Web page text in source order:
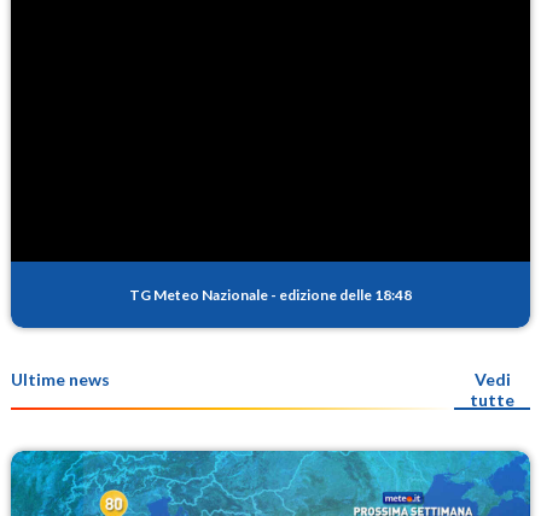
TG Meteo Nazionale - edizione delle 18:48
Ultime news
Vedi
tutte